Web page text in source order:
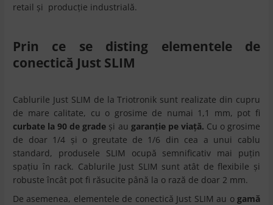
retail și producție industrială.
Prin ce se disting elementele de
conectică Just SLIM
Cablurile Just SLIM de la Triotronik sunt realizate din cupru
de mare calitate, cu o grosime de numai 1,1 mm, pot fi
curbate la 90 de grade și au garanție pe viață. Cu o grosime
de doar 1/4 și o greutate de 1/6 din cea a unui cablu
standard, produsele SLIM ocupă semnificativ mai puțin
spațiu în rack. Cablurile Just SLIM sunt atât de flexibile și
robuste încât pot fi răsucite până la o rază de doar 2 mm.
De asemenea, elementele de conectică Just SLIM au o gamă